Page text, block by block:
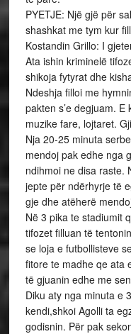
PYETJE: Një gjë për
shashkat me tym kur
Kostandin Grillo: I
Ata ishin kriminelë
shikoja fytyrat dhe
Ndeshja filloi me
pakten s’e degjuam.
muzike fare, lojtaret.
Nja 20-25 minuta
mendoj pak edhe nga
ndihmoi ne disa raste.
jepte për ndërhyrje të
gje dhe atëherë
Në 3 pika te stadiumit
tifozet filluan të
se loja e futbollisteve
fitore te madhe qe ata
të gjuanin edhe me
Diku aty nga minuta e
kendi,shkoi Agolli ta
godisnin. Për pak